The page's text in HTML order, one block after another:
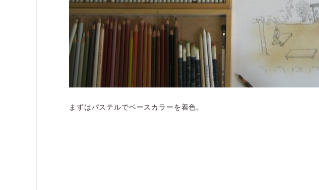
まずはパステルでベースカラーを着色。